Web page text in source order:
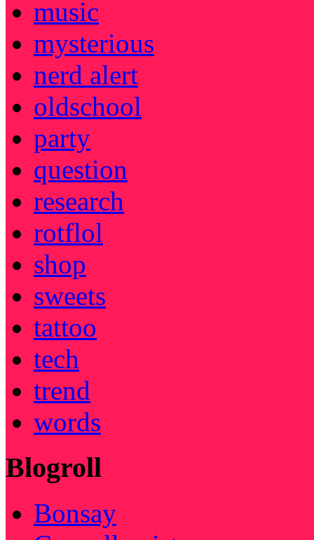
music
mysterious
nerd alert
oldschool
party
question
research
rotflol
shop
sweets
tattoo
tech
trend
words
Blogroll
Bonsay